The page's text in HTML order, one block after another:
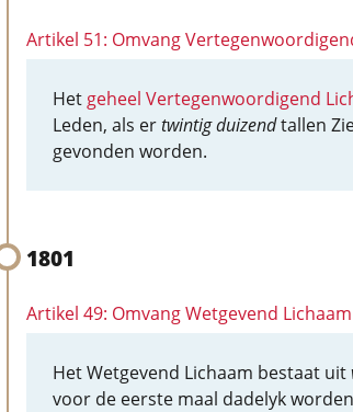
Artikel 51: Omvang
Het geheel Vertegenwoordigend
Leden, als ertwintig duizendtallen
gevonden worden.
1801
Artikel 49: Omvang Wetgevend Lichaam
Het Wetgevend Lichaam bestaat uit
voor de eerste maal dadelyk